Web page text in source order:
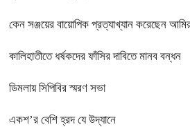
কেন সঞ্জয়ের বায়োপিক প্রত্যাখ্যান করেছেন
কালিহাতীতে ধর্ষকদের ফাঁসির দাবিতে মানব বন্ধন
ডিমলায় সিপিবির স্মরণ সভা
একশ’র বেশি হ্রদ যে উদ্যানে